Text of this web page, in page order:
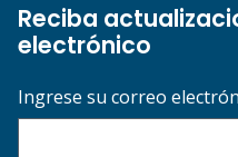
Reciba
electrónico
Ingrese su correo